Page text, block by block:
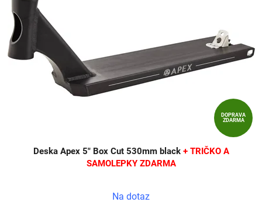
DOPRAVA
ZDARMA
Deska Apex 5" Box Cut 530mm black + TRIČKO A
SAMOLEPKY ZDARMA
Na dotaz